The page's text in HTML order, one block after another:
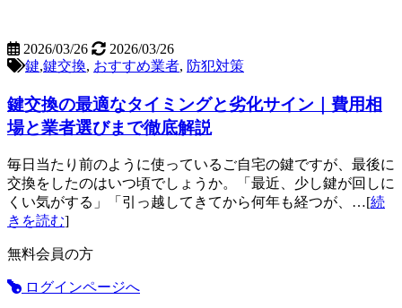
2026/03/26
2026/03/26
鍵,鍵交換, おすすめ業者, 防犯対策
鍵交換の最適なタイミングと劣化サイン｜費用相
場と業者選びまで徹底解説
毎日当たり前のように使っているご自宅の鍵ですが、最後に
交換をしたのはいつ頃でしょうか。「最近、少し鍵が回しに
くい気がする」「引っ越してきてから何年も経つが、…[続
きを読む]
無料会員の方
ログインページへ